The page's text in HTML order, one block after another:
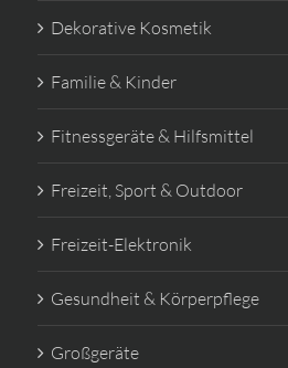
Dekorative Kosmetik
Familie & Kinder
Fitnessgeräte & Hilfsmittel
Freizeit, Sport & Outdoor
Freizeit-Elektronik
Gesundheit & Körperpflege
Großgeräte